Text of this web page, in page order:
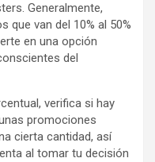
Generalmente,
van del 10% al 50%
en una opción
del
verifica si hay
promociones
cierta cantidad, así
al tomar tu decisión